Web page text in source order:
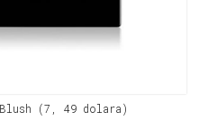
(7, 49 dolara)